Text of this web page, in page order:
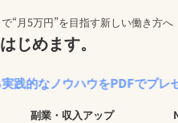
“月5万円”を目指す新しい働き方へ
じめます。
ウをPDFでプレゼント中！
副業・収入アップ